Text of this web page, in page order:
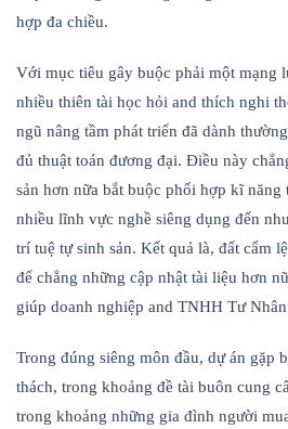
hợp đa chiều.
Với mục tiêu gây buộc phải một mạng
nhiều thiên tài học hỏi and thích nghi
ngũ nâng tầm phát triển đã dành
đủ thuật toán đương đại. Điều này
sản hơn nữa bắt buộc phối hợp kĩ năng
nhiều lĩnh vực nghề siêng dụng đến
trí tuệ tự sinh sản. Kết quả là, đất cẩm
để chẳng những cập nhật tài liệu hơn
giúp doanh nghiệp and TNHH Tư
Trong đúng siêng môn đầu, dự án gặp
thách, trong khoảng đề tài buôn cung
trong khoảng những gia đình người